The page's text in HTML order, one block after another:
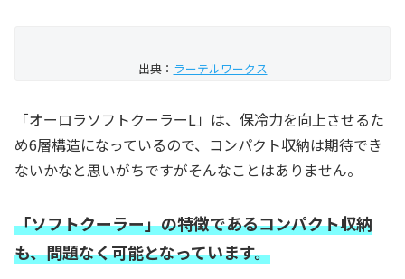
出典： ラーテルワークス
「オーロラソフトクーラーL」は、保冷力を向上させるた
め6層構造になっているので、コンパクト収納は期待でき
ないかなと思いがちですがそんなことはありません。
「ソフトクーラー」の特徴であるコンパクト収納
も、問題なく可能となっています。